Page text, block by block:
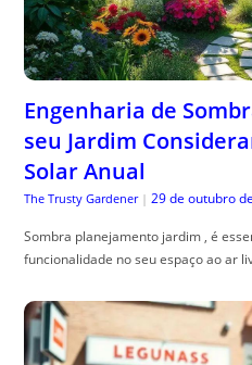
Engenharia de
seu Jardim
Solar Anual
The Trusty Gardener | 29 de outubro
Sombra planejamento jardim , é
funcionalidade no seu espaço ao ar